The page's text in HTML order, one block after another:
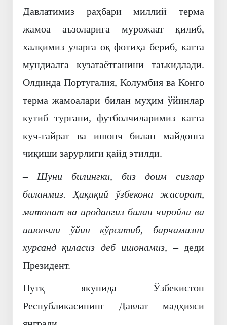
Давлатимиз раҳбари миллий терма
жамоа аъзоларига мурожаат қилиб,
халқимиз уларга оқ фотиҳа бериб, катта
мундиалга кузатаётганини таъкидлади.
Олдинда Португалия, Колумбия ва Конго
терма жамоалари билан муҳим ўйинлар
кутиб тургани, футболчиларимиз катта
куч-ғайрат ва ишонч билан майдонга
чиқиши зарурлиги қайд этилди.
– Шуни билингки, биз доим сизлар
биланмиз. Ҳақиқий ўзбекона жасорат,
матонат ва иродангиз билан чиройли ва
ишончли ўйин кўрсатиб, барчамизни
хурсанд қиласиз деб ишонамиз,– деди
Президент.
Нутқ якунида Ўзбекистон
Республикасининг Давлат мадҳияси